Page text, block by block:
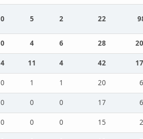
0 5 2 22
0 4 6 28
4 11 4 42
0 1 1 20
0 0 0 17
0 0 0 15